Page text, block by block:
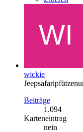
wickie
Beiträge
1.094
Karteneintrag
nein